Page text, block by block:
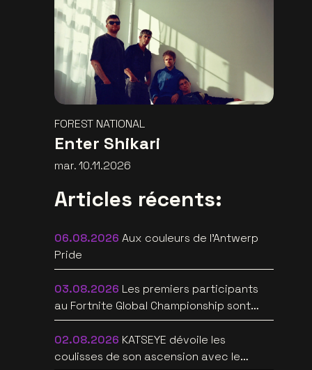
FOREST NATIONAL
Enter Shikari
mar. 10.11.2026
Articles récents:
06.08.2026 Aux couleurs de l'Antwerp
Pride
03.08.2026 Les premiers participants
au Fortnite Global Championship sont
connus au Lotto Arena
02.08.2026 KATSEYE dévoile les
coulisses de son ascension avec le